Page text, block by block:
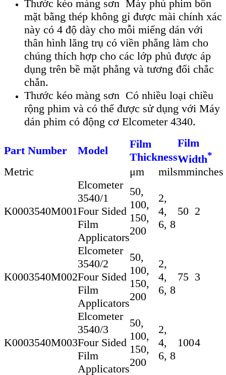
Thước kéo màng sơn Máy phủ phim bốn
mặt bằng thép không gỉ được mài chính xác
này có 4 độ dày cho mỗi miếng dán với
thân hình lăng trụ có viền phẳng làm cho
chúng thích hợp cho các lớp phủ được áp
dụng trên bề mặt phẳng và tương đối chắc
chắn.
Thước kéo màng sơn Có nhiều loại chiều
rộng phim và có thể được sử dụng với Máy
dán phim có động cơ Elcometer 4340.
Part Number Model
Film
Thickness
Film
Width*
Metric μm milsmminches
K0003540M001
Elcometer
3540/1
Four Sided
Film
Applicators
50,
100,
150,
200
2,
4,
6, 8
50 2
K0003540M002
Elcometer
3540/2
Four Sided
Film
Applicators
50,
100,
150,
200
2,
4,
6, 8
75 3
K0003540M003
Elcometer
3540/3
Four Sided
Film
Applicators
50,
100,
150,
200
2,
4,
6, 8
1004